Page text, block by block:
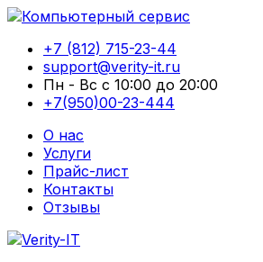
+7 (812) 715-23-44
support@verity-it.ru
Пн - Вс с 10:00 до 20:00
+7(950)00-23-444
О нас
Услуги
Прайс-лист
Контакты
Отзывы